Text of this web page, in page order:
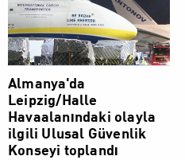
Almanya'da
Leipzig/Halle
Havaalanındaki olayla
ilgili Ulusal Güvenlik
Konseyi toplandı